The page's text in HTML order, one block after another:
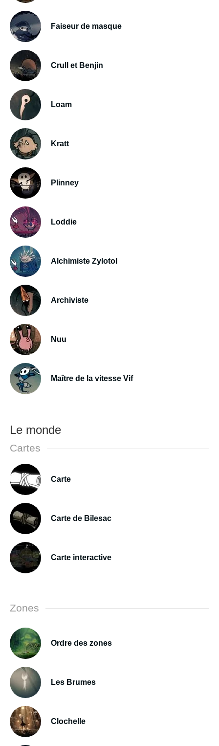
Faiseur de masque
Crull et Benjin
Loam
Kratt
Plinney
Loddie
Alchimiste Zylotol
Archiviste
Nuu
Maître de la vitesse Vif
Le monde
Cartes
Carte
Carte de Bilesac
Carte interactive
Zones
Ordre des zones
Les Brumes
Clochelle